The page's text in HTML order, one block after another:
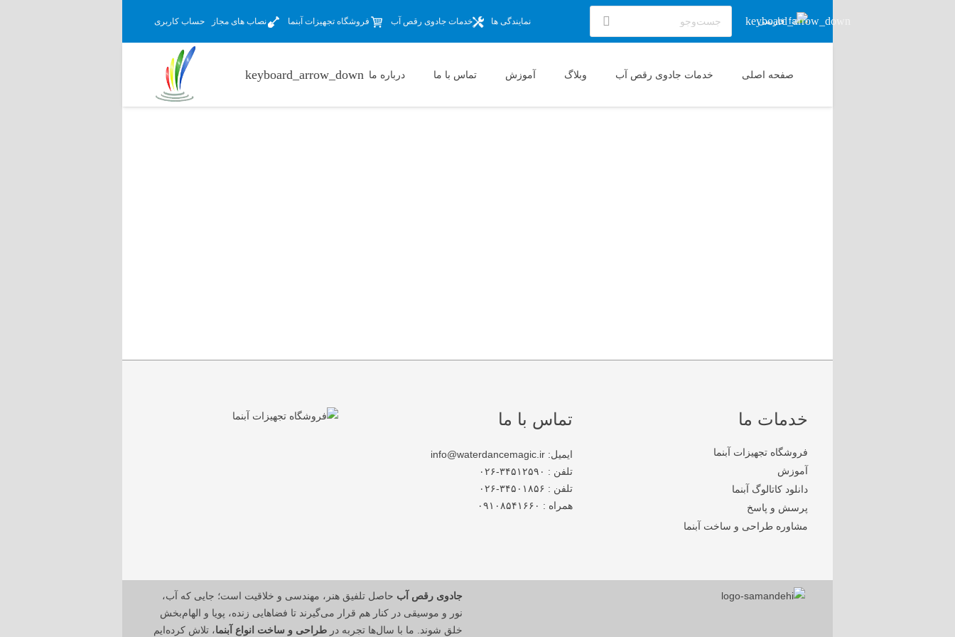
فارسی نمایندگی ها خدمات جادوی رقص آب فروشگاه تجهیزات آبنما نصاب های مجاز حساب کاربری
صفحه اصلی خدمات جادوی رقص آب وبلاگ آموزش تماس با ما درباره ما
خدمات ما
فروشگاه تجهیزات آبنما
آموزش
دانلود کاتالوگ آبنما
پرسش و پاسخ
مشاوره طراحی و ساخت آبنما
تماس با ما
ایمیل: info@waterdancemagic.ir
تلفن : ۳۴۵۱۲۵۹۰-۰۲۶
تلفن : ۳۴۵۰۱۸۵۶-۰۲۶
همراه : ۰۹۱۰۸۵۴۱۶۶۰
جادوی رقص آب حاصل تلفیق هنر، مهندسی و خلاقیت است؛ جایی که آب،
نور و موسیقی در کنار هم قرار می‌گیرند تا فضاهایی زنده، پویا و الهام‌بخش
خلق شوند. ما با سال‌ها تجربه در طراحی و ساخت انواع آبنما، تلاش کرده‌ایم